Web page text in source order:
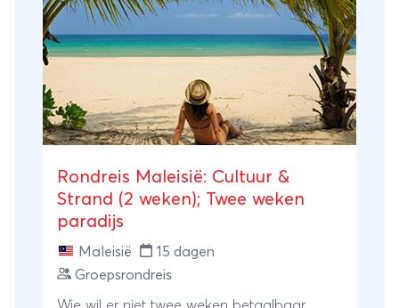
eilanden. Zo combineer je cultuur, natuur
en strand in één ontspannen roadtrip.
Rondreis Maleisië: Cultuur &
Strand (2 weken); Twee weken
paradijs
Maleisië
15 dagen
Groepsrondreis
Wie wil er niet twee weken betaalbaar